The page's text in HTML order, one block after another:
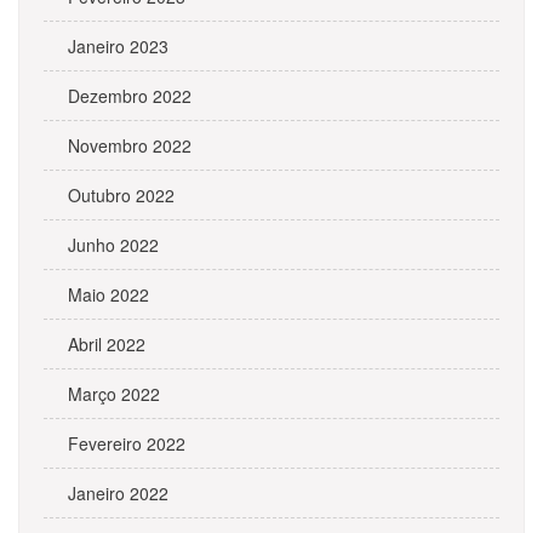
Janeiro 2023
Dezembro 2022
Novembro 2022
Outubro 2022
Junho 2022
Maio 2022
Abril 2022
Março 2022
Fevereiro 2022
Janeiro 2022